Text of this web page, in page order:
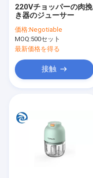
220Vチョッパーの肉挽
き器のジューサー
価格:Negotiable
MOQ:500セット
最新価格を得る
接触